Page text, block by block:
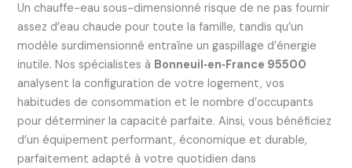
Un chauffe-eau sous-dimensionné risque de ne pas fournir
assez d’eau chaude pour toute la famille, tandis qu’un
modèle surdimensionné entraîne un gaspillage d’énergie
inutile. Nos spécialistes à Bonneuil‑en‑France 95500
analysent la configuration de votre logement, vos
habitudes de consommation et le nombre d’occupants
pour déterminer la capacité parfaite. Ainsi, vous bénéficiez
d’un équipement performant, économique et durable,
parfaitement adapté à votre quotidien dans